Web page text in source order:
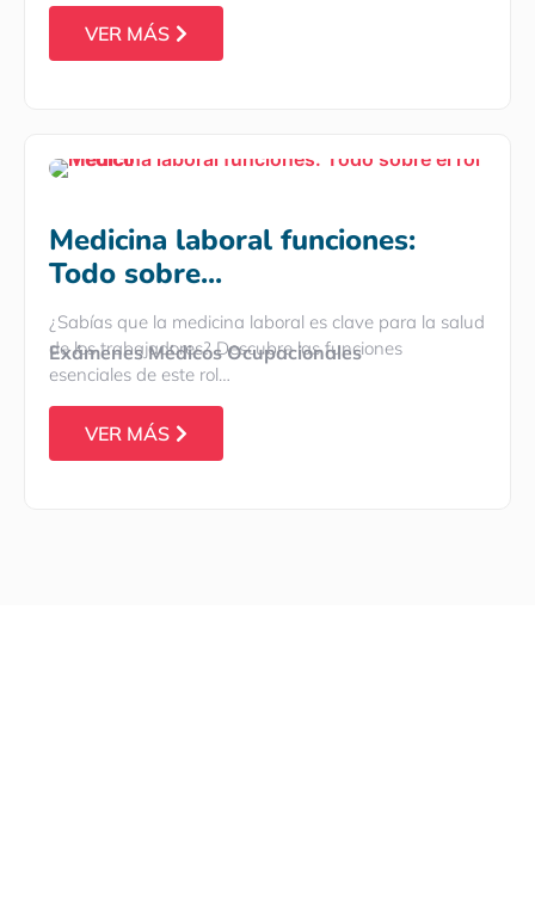
VER MÁS
Exámenes Médicos Ocupacionales
Medicina laboral funciones:
Todo sobre...
¿Sabías que la medicina laboral es clave para la salud
de los trabajadores? Descubre las funciones
esenciales de este rol…
VER MÁS